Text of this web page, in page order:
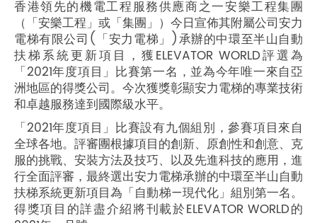
香港領先的機電工程服務供應商之一安樂工程集團
（「安樂工程」或「集團」）今日宣佈其附屬公司安力
電梯有限公司(「安力電梯」)承辦的中環至半山自動
扶梯系統更新項目，獲ELEVATOR WORLD評選為
「2021年度項目」比賽第一名，並為今年唯一來自亞
洲地區的得獎公司。今次獲獎彰顯安力電梯的專業技術
和卓越服務達到國際級水平。
「2021年度項目」比賽設有九個組別，參賽項目來自
全球各地。評審團根據項目的創新、原創性和創意、克
服的挑戰、安裝方法及技巧、以及先進科技的應用，進
行全面評審，最終選出安力電梯承辦的中環至半山自動
扶梯系統更新項目為「自動梯—現代化」組別第一名。
得獎項目的詳盡介紹將刊載於ELEVATOR WORLD的